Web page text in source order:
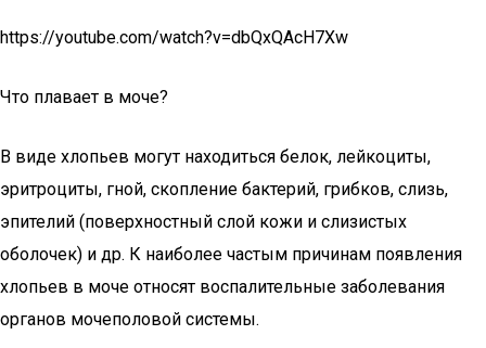
https://youtube.com/watch?v=dbQxQAcH7Xw
Что плавает в моче?
В виде хлопьев могут находиться белок, лейкоциты,
эритроциты, гной, скопление бактерий, грибков, слизь,
эпителий (поверхностный слой кожи и слизистых
оболочек) и др. К наиболее частым причинам появления
хлопьев в моче относят воспалительные заболевания
органов мочеполовой системы.